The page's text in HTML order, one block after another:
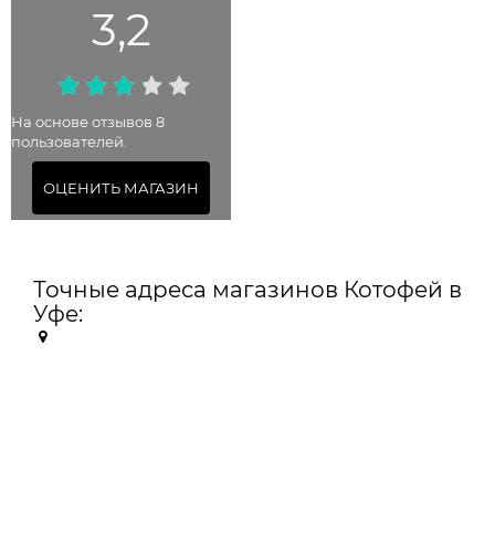
3,2
На основе отзывов 8
пользователей.
ОЦЕНИТЬ МАГАЗИН
Точные адреса магазинов Котофей в
Уфе: